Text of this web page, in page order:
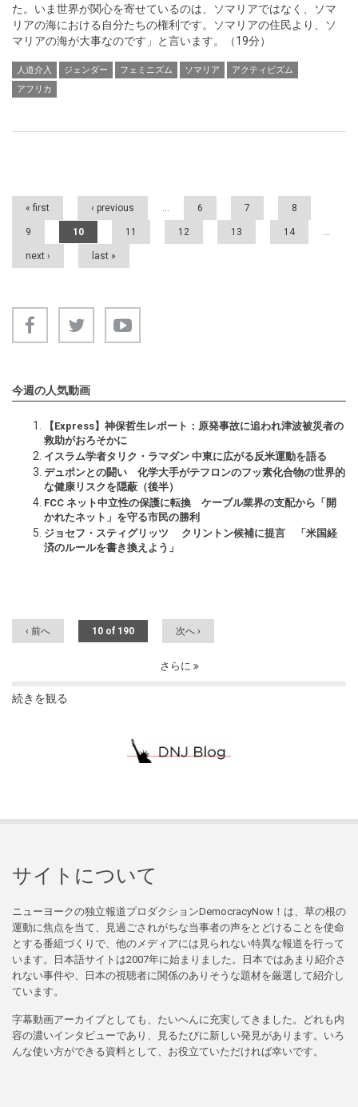
た。いま世界が関心を寄せているのは、ソマリアではなく、ソマ
リアの海における自分たちの権利です。ソマリアの住民より、ソ
マリアの海が大事なのです」と言います。（19分）
人道介入 ジェンダー フェミニズム ソマリア
アクティビズム
アフリカ
Pages
« first ‹ previous … 6 7 8
9 10 11 12 13 14 …
next › last »
今週の人気動画
【Express】神保哲生レポート：原発事故に追われ津波被災者の
救助がおろそかに
イスラム学者タリク・ラマダン 中東に広がる反米運動を語る
デュポンとの闘い 化学大手がテフロンのフッ素化合物の世界的
な健康リスクを隠蔽（後半）
FCC ネット中立性の保護に転換 ケーブル業界の支配から「開
かれたネット」を守る市民の勝利
ジョセフ・スティグリッツ クリントン候補に提言 「米国経
済のルールを書き換えよう」
‹ 前へ 10 of 190 次へ ›
さらに
続きを観る
サイトについて
ニューヨークの独立報道プロダクションDemocracyNow！は、草の根の
運動に焦点を当て、見過ごされがちな当事者の声をとどけることを使命
とする番組づくりで、他のメディアには見られない特異な報道を行って
います。日本語サイトは2007年に始まりました。日本ではあまり紹介さ
れない事件や、日本の視聴者に関係のありそうな題材を厳選して紹介し
ています。
字幕動画アーカイブとしても、たいへんに充実してきました。どれも内
容の濃いインタビューであり、見るたびに新しい発見があります。いろ
んな使い方ができる資料として、お役立ていただければ幸いです。